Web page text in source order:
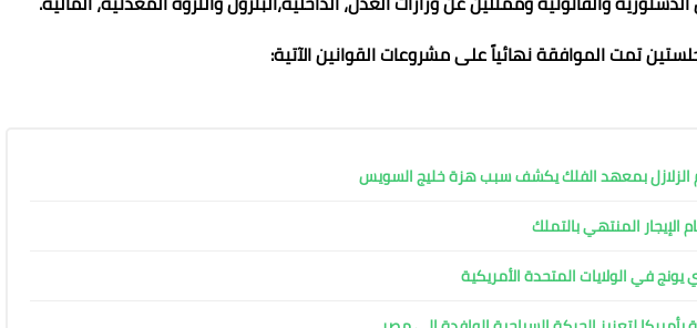
تمت الموافقة نهائياً على مشروعات القوانين الآتية:
بمعهد الفلك يكشف سبب هزة خليج السويس
في الولايات المتحدة الأمريكية
Mohamed abo seif
طاهر فتحي
طاهر فتحي
طاهر فتحي
طاهر فتحي